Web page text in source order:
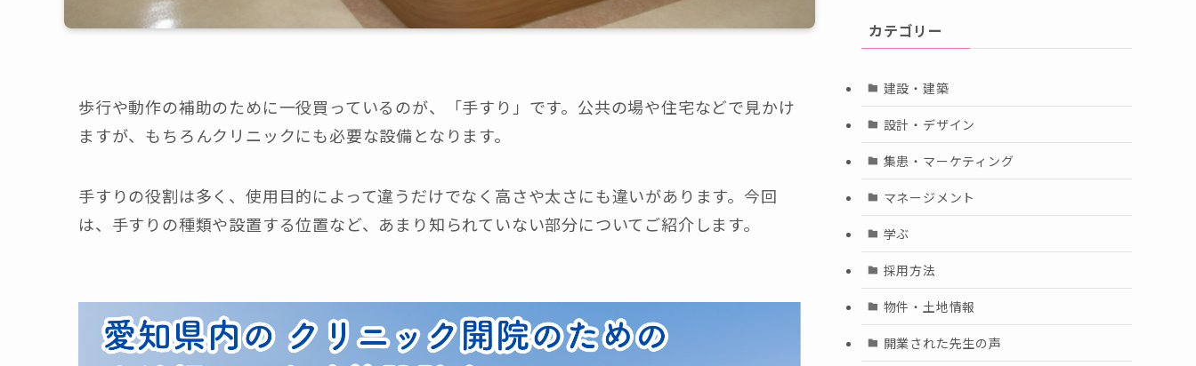
歩行や動作の補助のために一役買っているのが、「手すり」です。 公共の場や住宅などで見かけ
ますが、もちろんクリニックにも必要な設備となります。
手すりの役割は多く、使用目的によって違うだけでなく高さや太さにも違いがあります。 今回
は、手すりの種類や設置する位置など、あまり知られていない部分についてご紹介します。
カテゴリー
建設・建築
設計・デザイン
集患・マーケティング
マネージメント
学ぶ
採用方法
物件・土地情報
開業された先生の声